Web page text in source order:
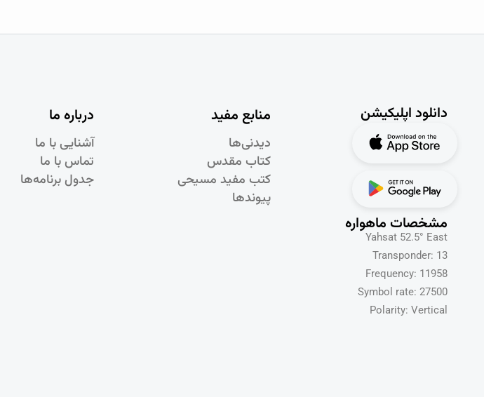
درباره ما
آشنایی با ما
تماس با ما
جدول برنامه‌ها
منابع مفید
دیدنی‌ها
کتاب مقدس
کتب مفید مسیحی
پیوندها
دانلود اپلیکیشن
مشخصات ماهواره
Yahsat 52.5° East
Transponder: 13
Frequency: 11958
Symbol rate: 27500
Polarity: Vertical